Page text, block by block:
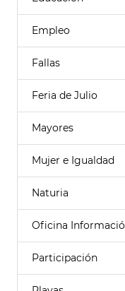
Empleo
Fallas
Feria de Julio
Mayores
Mujer e Igualdad
Naturia
Oficina
Participación